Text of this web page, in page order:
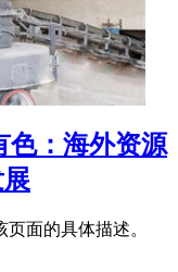
色：海外资源
面的具体描述。